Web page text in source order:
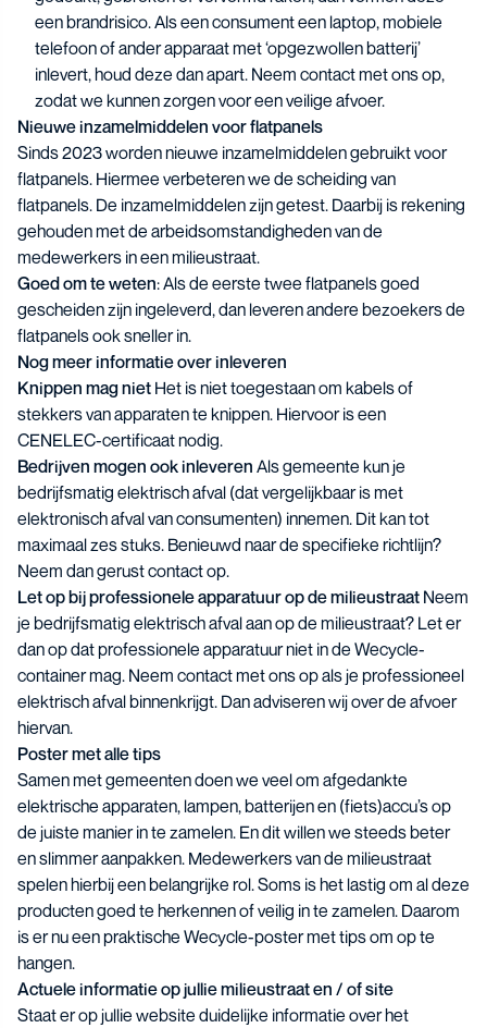
een brandrisico. Als een consument een laptop, mobiele
telefoon of ander apparaat met ‘opgezwollen batterij’
inlevert, houd deze dan apart. Neem contact met ons op,
zodat we kunnen zorgen voor een veilige afvoer.
Nieuwe inzamelmiddelen voor flatpanels
Sinds 2023 worden nieuwe inzamelmiddelen gebruikt voor
flatpanels. Hiermee verbeteren we de scheiding van
flatpanels. De inzamelmiddelen zijn getest. Daarbij is rekening
gehouden met de arbeidsomstandigheden van de
medewerkers in een milieustraat.
Goed om te weten: Als de eerste twee flatpanels goed
gescheiden zijn ingeleverd, dan leveren andere bezoekers de
flatpanels ook sneller in.
Nog meer informatie over inleveren
Knippen mag niet Het is niet toegestaan om kabels of
stekkers van apparaten te knippen. Hiervoor is een
CENELEC-certificaat nodig.
Bedrijven mogen ook inleveren Als gemeente kun je
bedrijfsmatig elektrisch afval (dat vergelijkbaar is met
elektronisch afval van consumenten) innemen. Dit kan tot
maximaal zes stuks. Benieuwd naar de specifieke richtlijn?
Neem dan gerust contact op.
Let op bij professionele apparatuur op de milieustraat Neem
je bedrijfsmatig elektrisch afval aan op de milieustraat? Let er
dan op dat professionele apparatuur niet in de Wecycle-
container mag. Neem contact met ons op als je professioneel
elektrisch afval binnenkrijgt. Dan adviseren wij over de afvoer
hiervan.
Poster met alle tips
Samen met gemeenten doen we veel om afgedankte
elektrische apparaten, lampen, batterijen en (fiets)accu’s op
de juiste manier in te zamelen. En dit willen we steeds beter
en slimmer aanpakken. Medewerkers van de milieustraat
spelen hierbij een belangrijke rol. Soms is het lastig om al deze
producten goed te herkennen of veilig in te zamelen. Daarom
is er nu een praktische Wecycle-poster met tipsom op te
hangen.
Actuele informatie op jullie milieustraat en / of site
Staat er op jullie website duidelijke informatie over het